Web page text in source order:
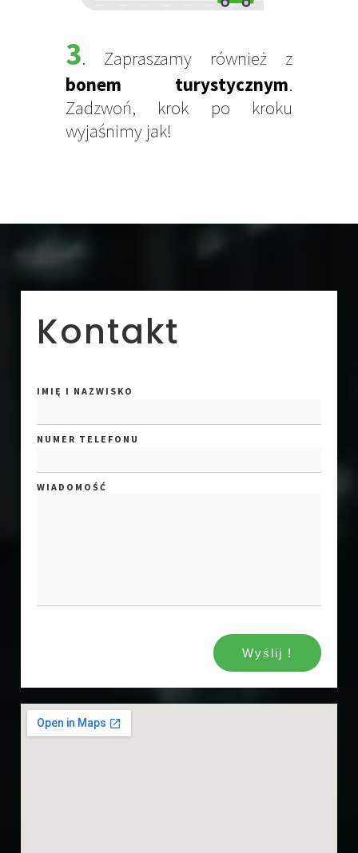
3. Zapraszamy również z
bonem turystycznym.
Zadzwoń, krok po kroku
wyjaśnimy jak!
Kontakt
IMIĘ I NAZWISKO
NUMER TELEFONU
WIADOMOŚĆ
Wyślij !